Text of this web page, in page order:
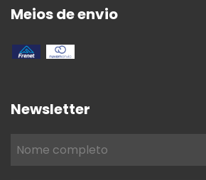
Meios de envio
Newsletter